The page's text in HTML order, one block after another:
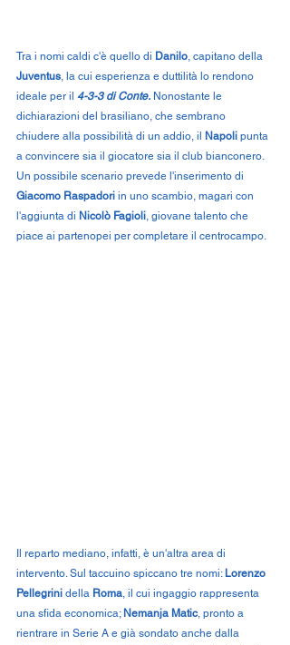
Tra i nomi caldi c'è quello di Danilo, capitano della
Juventus, la cui esperienza e duttilità lo rendono
ideale per il 4-3-3 di Conte. Nonostante le
dichiarazioni del brasiliano, che sembrano
chiudere alla possibilità di un addio, il
Napoli punta
a convincere sia il giocatore sia il club bianconero.
Un possibile scenario prevede l'inserimento di
Giacomo Raspadori in uno scambio, magari con
l'aggiunta di Nicolò Fagioli, giovane talento che
piace ai partenopei per completare il centrocampo.
Il reparto mediano, infatti, è un'altra area di
intervento. Sul taccuino spiccano tre nomi: Lorenzo
Pellegrini della Roma, il cui ingaggio rappresenta
una sfida economica; Nemanja Matic, pronto a
rientrare in Serie A e già sondato anche dalla